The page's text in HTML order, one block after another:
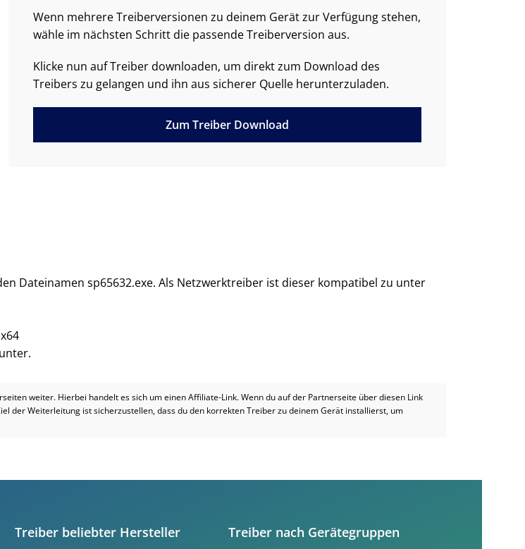
Wenn mehrere Treiberversionen zu deinem Gerät zur Verfügung stehen,
wähle im nächsten Schritt die passende Treiberversion aus.
Klicke nun auf Treiber downloaden, um direkt zum Download des
Treibers zu gelangen und ihn aus sicherer Quelle herunterzuladen.
Zum Treiber Download
Dateinamen sp65632.exe. Als Netzwerktreiber ist dieser kompatibel zu unter
weiter. Hierbei handelt es sich um einen Affiliate-Link. Wenn du auf der Partnerseite über diesen Link
der Weiterleitung ist sicherzustellen, dass du den korrekten Treiber zu deinem Gerät installierst, um
Treiber beliebter Hersteller Treiber nach Gerätegruppen